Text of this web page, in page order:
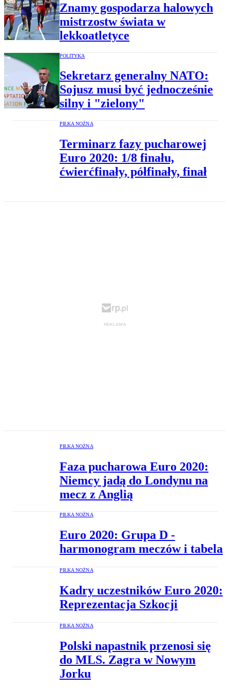
Znamy gospodarza halowych
mistrzostw świata w
lekkoatletyce
POLITYKA
Sekretarz generalny NATO:
Sojusz musi być jednocześnie
silny i "zielony"
PIŁKA NOŻNA
Terminarz fazy pucharowej
Euro 2020: 1/8 finału,
ćwierćfinały, półfinały, finał
PIŁKA NOŻNA
Faza pucharowa Euro 2020:
Niemcy jadą do Londynu na
mecz z Anglią
PIŁKA NOŻNA
Euro 2020: Grupa D -
harmonogram meczów i tabela
PIŁKA NOŻNA
Kadry uczestników Euro 2020:
Reprezentacja Szkocji
PIŁKA NOŻNA
Polski napastnik przenosi się
do MLS. Zagra w Nowym
Jorku